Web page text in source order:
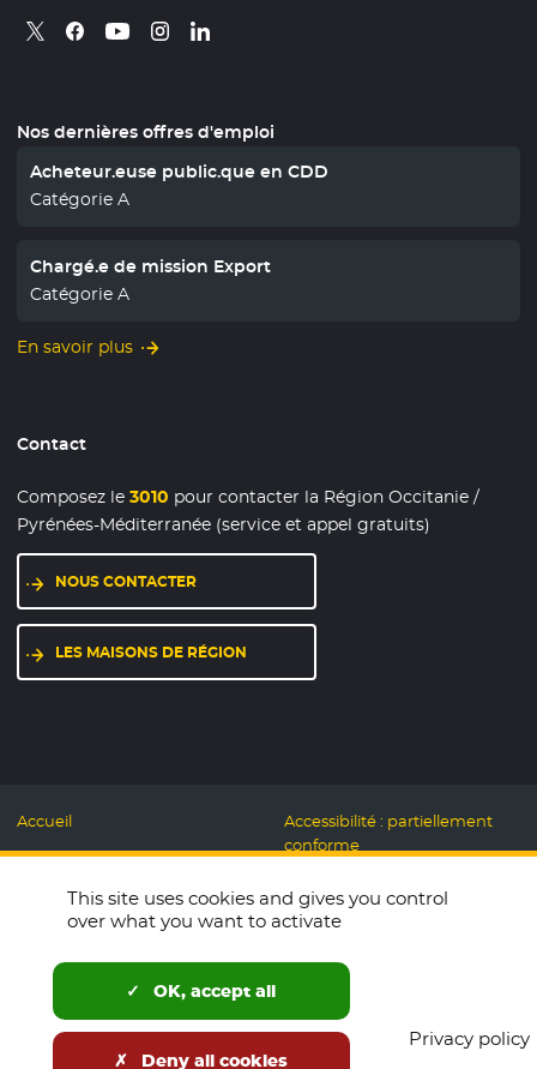
Retrouvez nous sur X
- Nouvelle fenêtre
Retrouvez nous sur Facebook
- Nouvelle fenêtre
Retrouvez nous sur Youtube
- Nouvelle fenêtre
Retrouvez nous sur Instagram
- Nouvelle fenêtre
Retrouvez nous sur Linkedin
- Nouvelle fenêtre
Nos dernières offres d'emploi
Acheteur.euse public.que en CDD
Catégorie A
Chargé.e de mission Export
Catégorie A
En savoir plus
Contact
Composez le3010 pour contacter la Région Occitanie /
Pyrénées-Méditerranée (service et appel gratuits)
NOUS CONTACTER
LES MAISONS DE RÉGION
Accueil
Mentions légales
Données personnelles et
Cookies
Espace presse
Télécharger le logo
English
Accessibilité : partiellement
conforme
Responsable
Plan du site
Newsletters
This site uses cookies and gives you control
over what you want to activate
OK, accept all
Deny all cookies
Privacy policy